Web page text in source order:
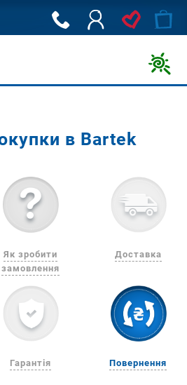
в Bartek
Як зробити
замовлення
Доставка
Гарантія Повернення